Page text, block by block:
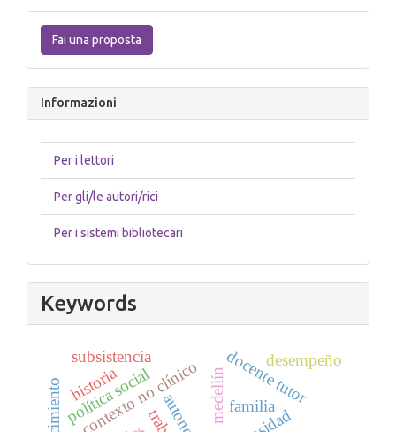
una
proposta
Fai una proposta
Informazioni
Per i lettori
Per gli/le autori/rici
Per i sistemi bibliotecari
Keywords
contexto no clínico familia
política social medellíndocente tutor
subsistencia
historia
desempeño